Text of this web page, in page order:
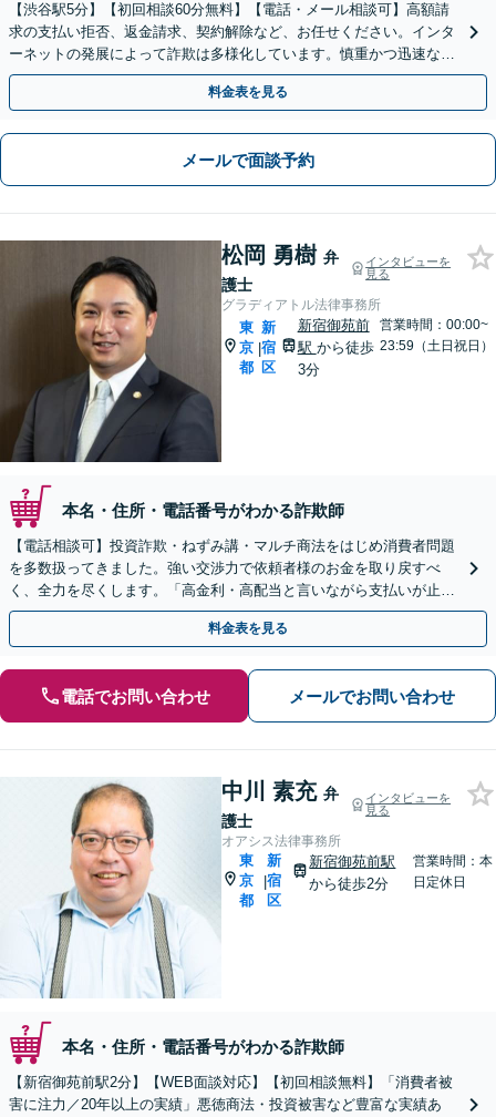
【渋谷駅5分】【初回相談60分無料】【電話・メール相談可】高額請
求の支払い拒否、返金請求、契約解除など、お任せください。インタ
ーネットの発展によって詐欺は多様化しています。慎重かつ迅速な対
応が求められるため、お早めに弁護士にご相談ください。
料金表を見る
メールで面談予約
松岡 勇樹 弁
護士
インタビューを
見る
グラディアトル法律事務所
東
京
都
|
新
宿
区
新宿御苑前
駅 から徒歩
3分
営業時間：00:00~
23:59（土日祝日）
本名・住所・電話番号がわかる詐欺師
【電話相談可】投資詐欺・ねずみ講・マルチ商法をはじめ消費者問題
を多数扱ってきました。強い交渉力で依頼者様のお金を取り戻すべ
く、全力を尽くします。「高金利・高配当と言いながら支払いが止ま
った」等、まずはお電話ください。
料金表を見る
電話でお問い合わせ メールでお問い合わせ
中川 素充 弁
護士
インタビューを
見る
オアシス法律事務所
東
京
都
|
新
宿
区
新宿御苑前駅
から徒歩2分
営業時間：本
日定休日
本名・住所・電話番号がわかる詐欺師
【新宿御苑前駅2分】【WEB面談対応】【初回相談無料】「消費者被
害に注力／20年以上の実績」悪徳商法・投資被害など豊富な実績あ